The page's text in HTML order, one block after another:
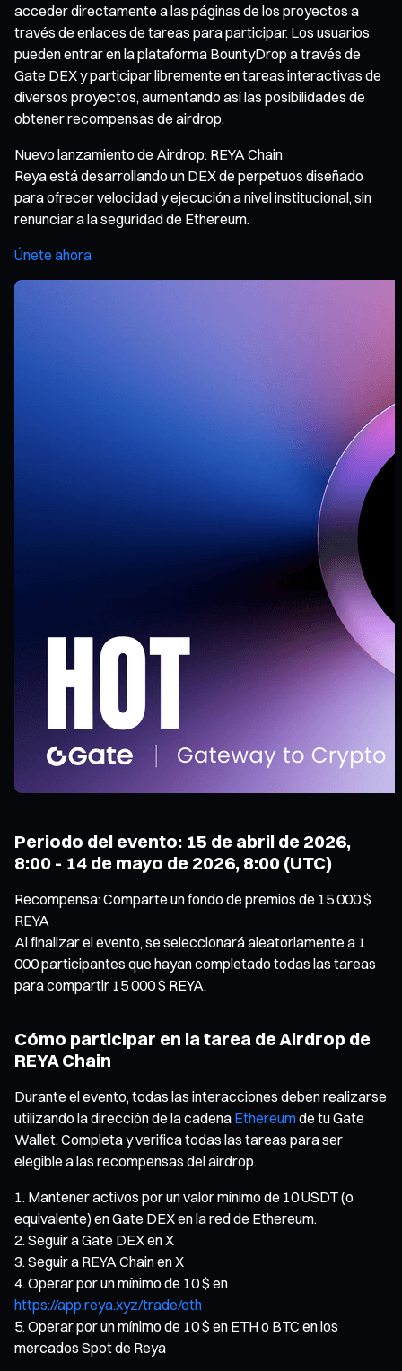
acceder directamente a las páginas de los proyectos a
través de enlaces de tareas para participar. Los usuarios
pueden entrar en la plataforma BountyDrop a través de
Gate DEX y participar libremente en tareas interactivas de
diversos proyectos, aumentando así las posibilidades de
obtener recompensas de airdrop.
Nuevo lanzamiento de Airdrop: REYA Chain
Reya está desarrollando un DEX de perpetuos diseñado
para ofrecer velocidad y ejecución a nivel institucional, sin
renunciar a la seguridad de Ethereum.
Únete ahora
Periodo del evento: 15 de abril de 2026,
8:00 - 14 de mayo de 2026, 8:00 (UTC)
Recompensa: Comparte un fondo de premios de 15 000 $
REYA
Al finalizar el evento, se seleccionará aleatoriamente a 1
000 participantes que hayan completado todas las tareas
para compartir 15 000 $ REYA.
Cómo participar en la tarea de Airdrop de
REYA Chain
Durante el evento, todas las interacciones deben realizarse
utilizando la dirección de la cadena Ethereumde tu Gate
Wallet. Completa y verifica todas las tareas para ser
elegible a las recompensas del airdrop.
Mantener activos por un valor mínimo de 10 USDT (o
equivalente) en Gate DEX en la red de Ethereum.
Seguir a Gate DEX en X
Seguir a REYA Chain en X
Operar por un mínimo de 10 $ en
https://app.reya.xyz/trade/eth
Operar por un mínimo de 10 $ en ETH o BTC en los
mercados Spot de Reya